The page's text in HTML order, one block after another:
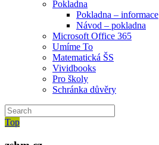
Pokladna
Pokladna – informace
Návod – pokladna
Microsoft Office 365
Umíme To
Matematická ŠS
Vividbooks
Pro školy
Schránka důvěry
Top